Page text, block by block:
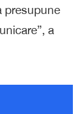
presupune
a